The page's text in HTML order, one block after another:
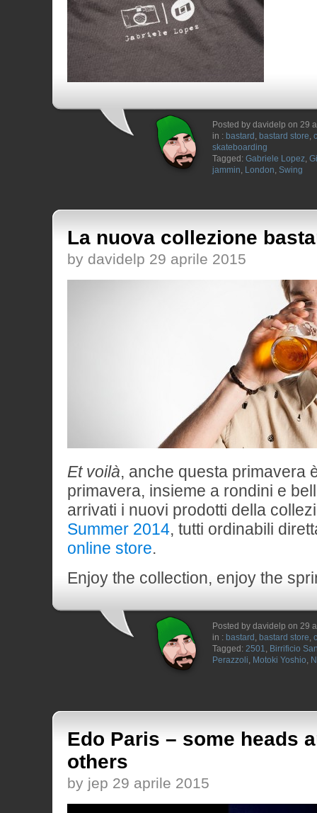
Posted by davidelp on 29
in : bastard , bastard store,
skateboarding
Tagged: Gabriele Lopez,
jammin, London, Swing
La nuova collezione
by davidelp 29 aprile 2015
Et voilà, anche questa primavera
primavera, insieme a rondini e
arrivati i nuovi prodotti della
Summer 2014, tutti ordinabili
online store.
Enjoy the collection, enjoy the
Posted by davidelp on 29
in : bastard , bastard store,
Tagged: 2501, Birrificio
Perazzoli, Motoki Yoshio,
Edo Paris – some heads
others
by jep 29 aprile 2015